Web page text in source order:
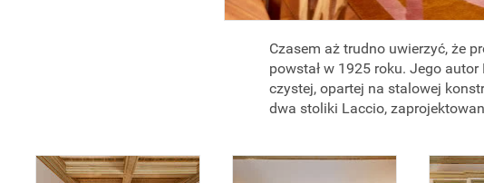
Czasem aż trudno uwierzyć, że
powstał w 1925 roku. Jego
czystej, opartej na stalowej
dwa stoliki Laccio,